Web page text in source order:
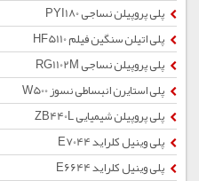
پلی پروپیلن نساجی PYI180
پلی اتیلن سنگین فیلم HF5110
پلی پروپیلن نساجی RG1102M
پلی استایرن انبساطی نسوز W500
پلی پروپیلن شیمیایی ZB440L
پلی وینیل کلراید E7044
پلی وینیل کلراید E6644